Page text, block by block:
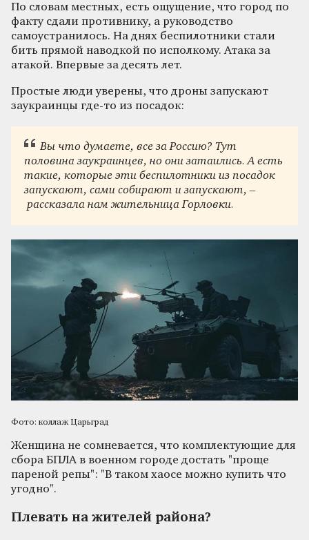
По словам местных, есть ощущение, что город по
факту сдали противнику, а руководство
самоустранилось. На днях беспилотники стали
бить прямой наводкой по исполкому. Атака за
атакой. Впервые за десять лет.
Простые люди уверены, что дроны запускают
заукраинцы где-то из посадок:
Вы что думаете, все за Россию? Тут
половина заукраинцев, но они затаились. А есть
такие, которые эти беспилотники из посадок
запускают, сами собирают и запускают, –
рассказала нам жительница Горловки.
Фото: коллаж Царьград
Женщина не сомневается, что комплектующие для
сбора БПЛА в военном городе достать "проще
пареной репы": "В таком хаосе можно купить что
угодно".
Плевать на жителей района?